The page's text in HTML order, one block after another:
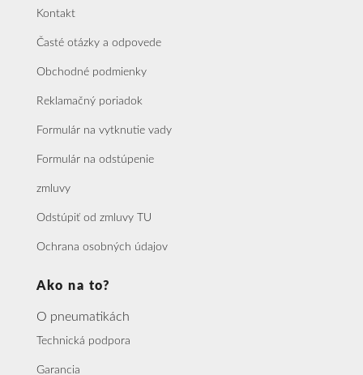
Kontakt
Časté otázky a odpovede
Obchodné podmienky
Reklamačný poriadok
Formulár na vytknutie vady
Formulár na odstúpenie
zmluvy
Odstúpiť od zmluvy TU
Ochrana osobných údajov
Ako na to?
O pneumatikách
Technická podpora
Garancia